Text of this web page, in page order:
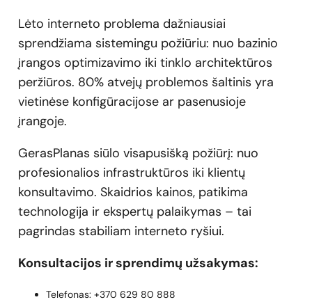
Lėto interneto problema dažniausiai
sprendžiama sistemingu požiūriu: nuo bazinio
įrangos optimizavimo iki tinklo architektūros
peržiūros. 80% atvejų problemos šaltinis yra
vietinėse konfigūracijose ar pasenusioje
įrangoje.
GerasPlanas siūlo visapusišką požiūrį: nuo
profesionalios infrastruktūros iki klientų
konsultavimo. Skaidrios kainos, patikima
technologija ir ekspertų palaikymas – tai
pagrindas stabiliam interneto ryšiui.
Konsultacijos ir sprendimų užsakymas:
Telefonas: +370 629 80 888